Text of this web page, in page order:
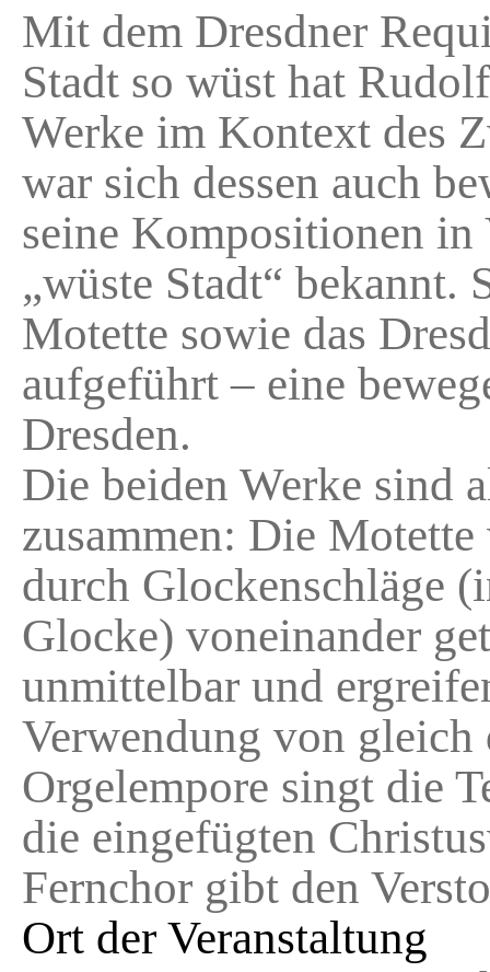
Mit dem Dresdner
Stadt so wüst hat
Werke im Kontext des
war sich dessen auch
seine Kompositionen in
„wüste Stadt“ bekannt.
Motette sowie das
aufgeführt – eine
Dresden.
Die beiden Werke sind
zusammen: Die
durch Glockenschläge
Glocke) voneinander
unmittelbar und
Verwendung von
Orgelempore singt die
die eingefügten
Fernchor gibt den
Ort der Veranstaltung